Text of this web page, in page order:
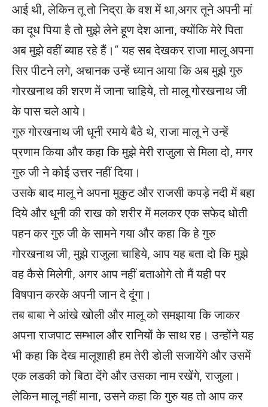
आई थी, लेकिन तू तो निद्रा के वश में था,अगर तूने अपनी मां
का दूध पिया है तो मुझे लेने हूण देश आना, क्योंकि मेरे पिता
अब मुझे वहीं ब्याह रहे हैं।” यह सब देखकर राजा मालू अपना
सिर पीटने लगे, अचानक उन्हें ध्यान आया कि अब मुझे गुरु
गोरखनाथ की शरण में जाना चाहिये, तो मालू गोरखनाथ जी
के पास चले आये।
गुरु गोरखनाथ जी धूनी रमाये बैठे थे, राजा मालू ने उन्हें
प्रणाम किया और कहा कि मुझे मेरी राजुला से मिला दो, मगर
गुरु जी ने कोई उत्तर नहीं दिया।
उसके बाद मालू ने अपना मुकुट और राजसी कपड़े नदी में बहा
दिये और धूनी की राख को शरीर में मलकर एक सफेद धोती
पहन कर गुरु जी के सामने गया और कहा कि हे गुरु
गोरखनाथ जी, मुझे राजुला चाहिये, आप यह बता दो कि मुझे
वह कैसे मिलेगी, अगर आप नहीं बताओगे तो मैं यही पर
विषपान करके अपनी जान दे दूंगा।
तब बाबा ने आंखे खोली और मालू को समझाया कि जाकर
अपना राजपाट सम्भाल और रानियों के साथ रह। उन्होंने यह
भी कहा कि देख मालूशाही हम तेरी डोली सजायेंगे और उसमें
एक लडकी को बिठा देंगे और उसका नाम रखेंगे, राजुला।
लेकिन मालू नहीं माना, उसने कहा कि गुरु यह तो आप कर